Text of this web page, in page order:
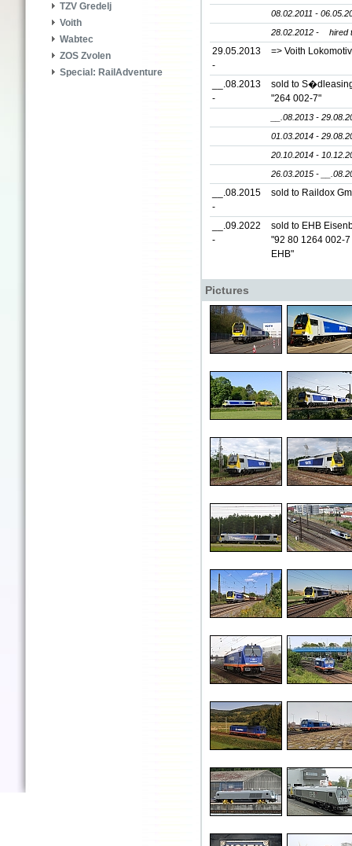
TZV Gredelj
Voith
Wabtec
ZOS Zvolen
Special: RailAdventure
08.02.2011 -
28.02.2012 -
hired
29.05.2013
-
=> Voith
__.08.2013
-
sold to
"264 002-7"
__.08.2013 -
01.03.2014 -
20.10.2014 -
26.03.2015 -
__.08.2015
-
sold to Raildox
__.09.2022
-
sold to EHB
"92 80 1264 002-7
EHB"
Pictures